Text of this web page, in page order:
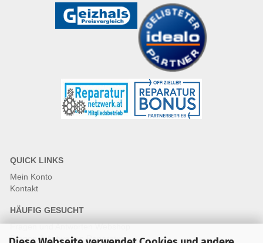
QUICK LINKS
Mein Konto
Kontakt
HÄUFIG GESUCHT
Fragen und Antworten Webshop
Fragen & Antworten Reparatur